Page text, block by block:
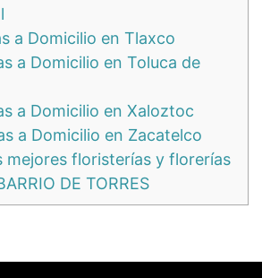
a Domicilio en Tlaxco
a Domicilio en Toluca de
a Domicilio en Xaloztoc
a Domicilio en Zacatelco
mejores floristerías y florerías
DE TORRES